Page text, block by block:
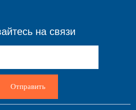
на связи
Отправить